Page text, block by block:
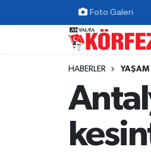
Foto Galeri
HABERLER YAŞAM
Gündem
Yerel Yönetim
Nöbetçi Eczaneler
Trafik Durumu
Süper Lig Puan Durumu